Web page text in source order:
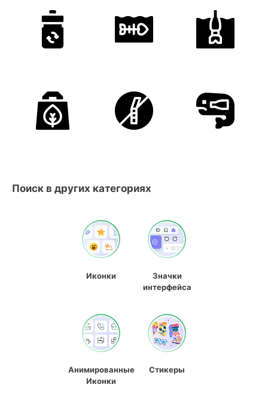
Поиск в других категориях
Иконки
Значки
интерфейса
Анимированные
Иконки
Стикеры